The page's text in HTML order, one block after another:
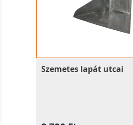
Szemetes lapát utcai